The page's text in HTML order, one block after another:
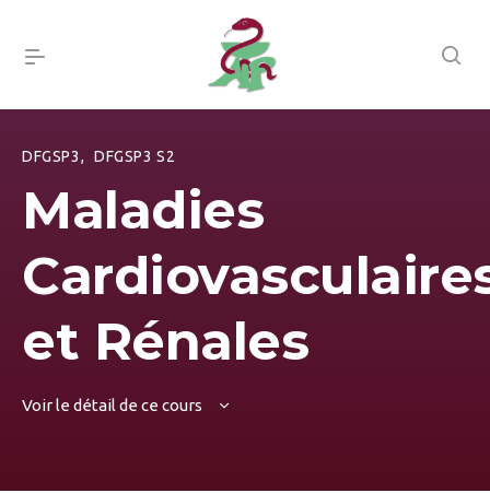
DFGSP3, DFGSP3 S2
Maladies
et Rénales
Voir le détail de ce cours